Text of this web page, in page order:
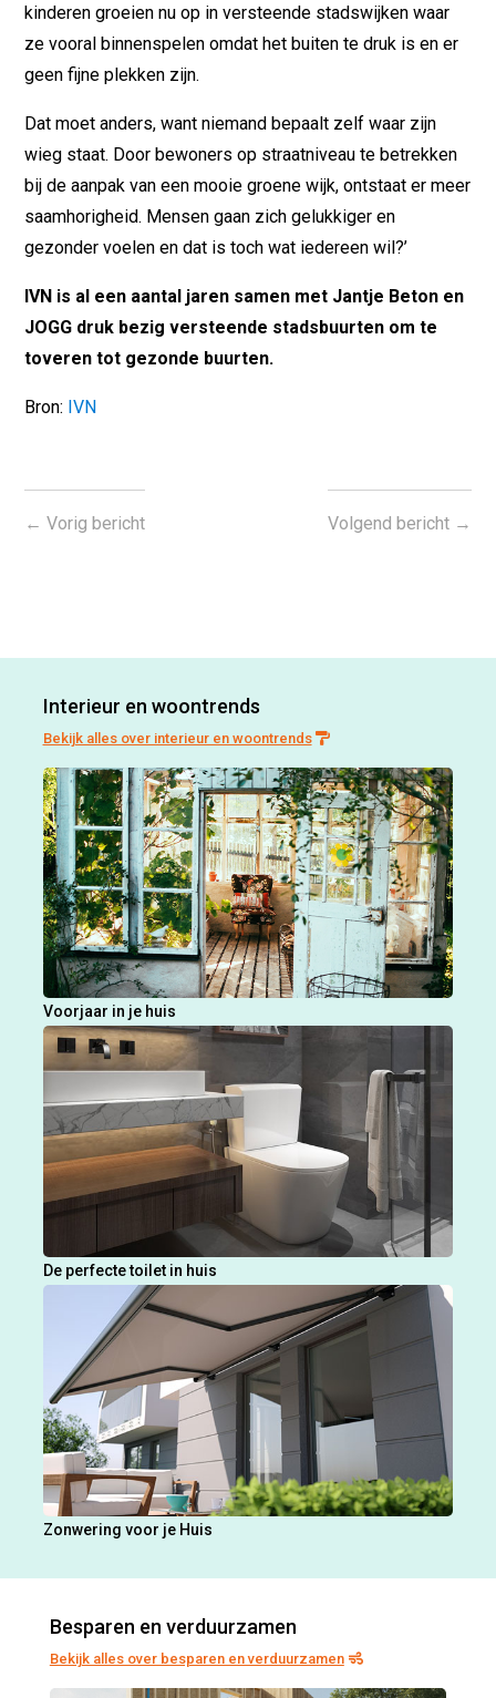
kinderen groeien nu op in versteende stadswijken waar
ze vooral binnenspelen omdat het buiten te druk is en er
geen fijne plekken zijn.
Dat moet anders, want niemand bepaalt zelf waar zijn
wieg staat. Door bewoners op straatniveau te betrekken
bij de aanpak van een mooie groene wijk, ontstaat er meer
saamhorigheid. Mensen gaan zich gelukkiger en
gezonder voelen en dat is toch wat iedereen wil?’
IVN is al een aantal jaren samen met Jantje Beton en
JOGG druk bezig versteende stadsbuurten om te
toveren tot gezonde buurten.
Bron: IVN
←Vorig bericht Volgend bericht→
Interieur en woontrends
Bekijk alles over interieur en woontrends
Voorjaar in je huis
De perfecte toilet in huis
Zonwering voor je Huis
Besparen en verduurzamen
Bekijk alles over besparen en verduurzamen